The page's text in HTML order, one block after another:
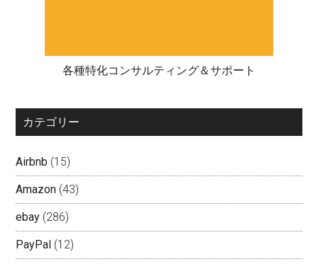
各種特化コンサルティング＆サポート
カテゴリー
Airbnb (15)
Amazon (43)
ebay (286)
PayPal (12)